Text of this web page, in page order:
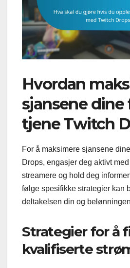
Hvordan
sjansene dine
tjene Twitch
For å maksimere sjansene
Drops, engasjer deg aktivt
streamere og hold deg
følge spesifikke strategier kan
deltakelsen din og
Strategier for å
kvalifiserte